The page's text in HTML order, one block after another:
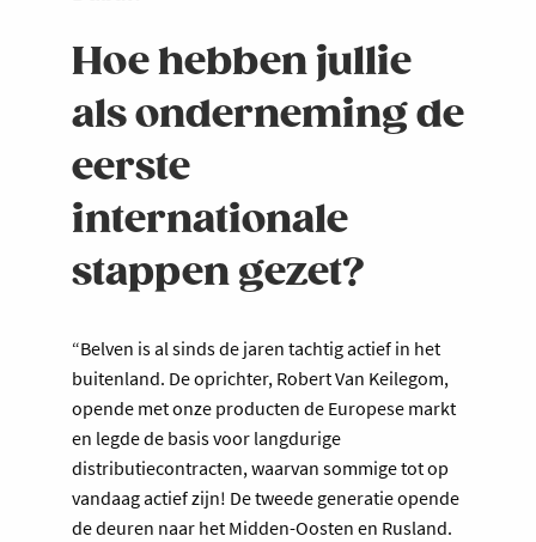
Hoe hebben jullie
als onderneming de
eerste
internationale
stappen gezet?
“Belven is al sinds de jaren tachtig actief in het
buitenland. De oprichter, Robert Van Keilegom,
opende met onze producten de Europese markt
en legde de basis voor langdurige
distributiecontracten, waarvan sommige tot op
vandaag actief zijn! De tweede generatie opende
de deuren naar het Midden-Oosten en Rusland.